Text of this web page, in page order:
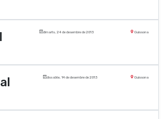
dimarts, 24 de desembre de 2013 Guissona
dissabte, 14 de desembre de 2013 Guissona